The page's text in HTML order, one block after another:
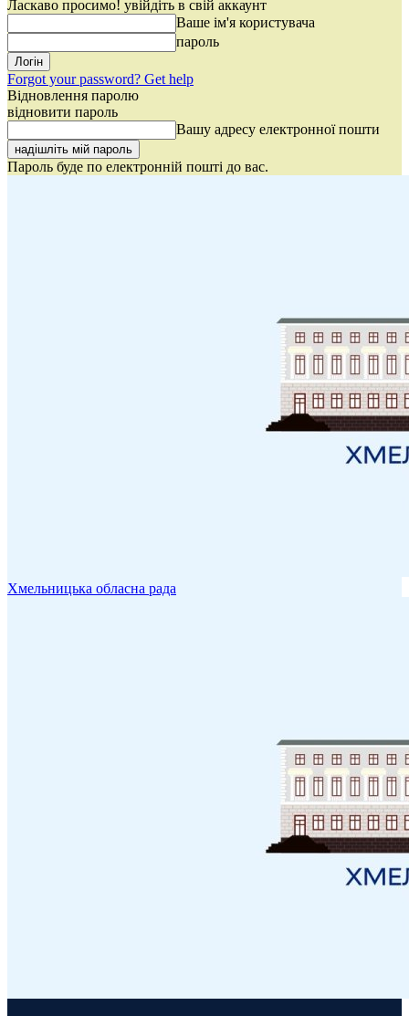
Ласкаво просимо! увійдіть в свій аккаунт
Ваше ім'я користувача
пароль
Forgot your password? Get help
Відновлення паролю
відновити пароль
Вашу адресу електронної пошти
Пароль буде по електронній пошті до вас.
Хмельницька обласна рада